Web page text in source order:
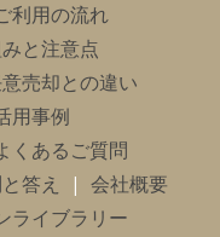
利用の流れ
と注意点
売却との違い
用事例
くあるご質問
答え
会社概要
ライブラリー